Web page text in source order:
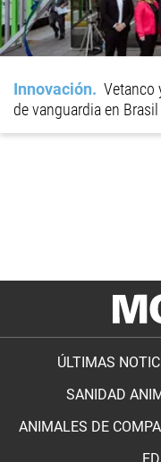
Innovación
Vetanco
de vanguardia en Brasil
ÚLTIMAS
SANIDAD
ANIMALES DE